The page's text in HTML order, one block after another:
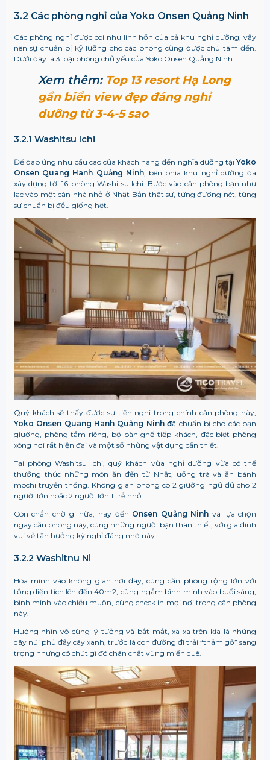
3.2 Các phòng nghỉ của Yoko Onsen Quảng Ninh
Các phòng nghỉ được coi như linh hồn của cả khu nghỉ dưỡng, vậy
nên sự chuẩn bị kỹ lưỡng cho các phòng cũng được chú tâm đến.
Dưới đây là 3 loại phòng chủ yếu của Yoko Onsen Quảng Ninh
Xem thêm: Top 13 resort Hạ Long
gần biển view đẹp đáng nghỉ
dưỡng từ 3-4-5 sao
3.2.1 Washitsu Ichi
Để đáp ứng nhu cầu cao của khách hàng đến nghĩa dưỡng tạiYoko
Onsen Quang Hanh Quảng Ninh, bên phía khu nghỉ dưỡng đã
xây dựng tới 16 phòng Washitsu Ichi. Bước vào căn phòng bạn như
lạc vào một căn nhà nhỏ ở Nhật Bản thật sự, từng đường nét, từng
sự chuẩn bị đều giống hệt.
Quý khách sẽ thấy được sự tiện nghi trong chính căn phòng này,
Yoko Onsen Quang Hanh Quảng Ninh đã chuẩn bị cho các bạn
giường, phòng tắm riêng, bộ bàn ghế tiếp khách, đặc biệt phòng
xông hơi rất hiện đại và một số những vật dụng cần thiết.
Tại phòng Washitsu Ichi, quý khách vừa nghỉ dưỡng vừa có thể
thưởng thức những món ăn đến từ Nhật, uống trà và ăn bánh
mochi truyền thống. Không gian phòng có 2 giường ngủ đủ cho 2
người lớn hoặc 2 người lớn 1 trẻ nhỏ.
Còn chần chờ gì nữa, hãy đến Onsen Quảng Ninh và lựa chọn
ngay căn phòng này, cùng những người bạn thân thiết, với gia đình
vui vẻ tận hưởng kỳ nghỉ đáng nhớ này.
3.2.2 Washitnu Ni
Hòa mình vào không gian nơi đây, cùng căn phòng rộng lớn với
tổng diện tích lên đến 40m2, cùng ngắm bình minh vào buổi sáng,
bình minh vào chiều muộn, cùng check in mọi nơi trong căn phòng
này.
Hướng nhìn vô cùng lý tưởng và bắt mắt, xa xa trên kia là những
dãy núi phủ đầy cây xanh, trước là con đường đi trải “thảm gỗ” sang
trọng nhưng có chút gì đó chân chất vùng miền quê.